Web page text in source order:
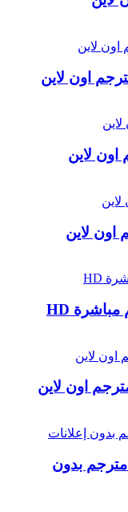
فيلم The Devil's Mouth 2026 مترجم بدون